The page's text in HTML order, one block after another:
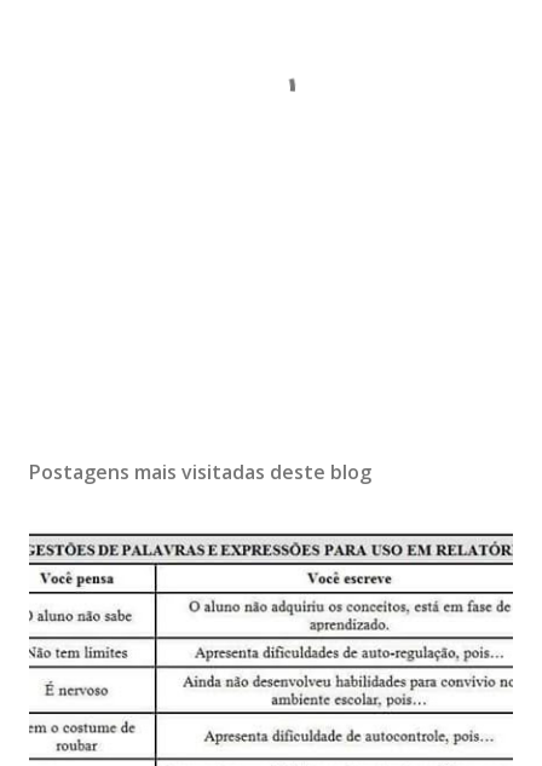
Postagens mais visitadas deste blog